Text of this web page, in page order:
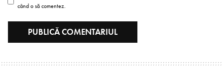
când o să comentez.